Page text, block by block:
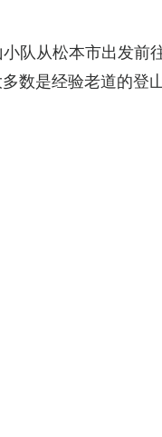
队从松本市出发前
数是经验老道的登